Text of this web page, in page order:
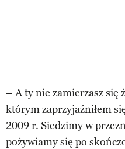
– A ty nie zamierzasz się
którym zaprzyjaźniłem
2009 r. Siedzimy w
pożywiamy się po